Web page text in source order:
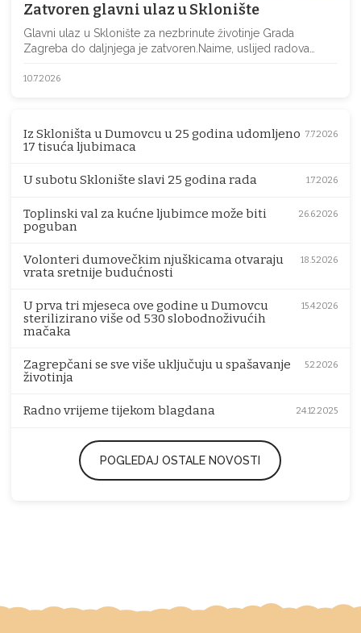
Zatvoren glavni ulaz u Sklonište
Glavni ulaz u Sklonište za nezbrinute životinje Grada
Zagreba do daljnjega je zatvoren.Naime, uslijed radova…
10.7.2026
Iz Skloništa u Dumovcu u 25 godina udomljeno
17 tisuća ljubimaca
7.7.2026
U subotu Sklonište slavi 25 godina rada 1.7.2026
Toplinski val za kućne ljubimce može biti
poguban
26.6.2026
Volonteri dumovečkim njuškicama otvaraju
vrata sretnije budućnosti
18.5.2026
U prva tri mjeseca ove godine u Dumovcu
sterilizirano više od 530 slobodnoživućih
mačaka
15.4.2026
Zagrepčani se sve više uključuju u spašavanje
životinja
5.2.2026
Radno vrijeme tijekom blagdana 24.12.2025
POGLEDAJ OSTALE NOVOSTI